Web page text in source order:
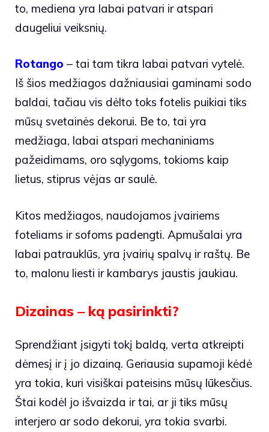
to, mediena yra labai patvari ir atspari
daugeliui veiksnių.
Rotango – tai tam tikra labai patvari vytelė.
Iš šios medžiagos dažniausiai gaminami sodo
baldai, tačiau vis dėlto toks fotelis puikiai tiks
mūsų svetainės dekorui. Be to, tai yra
medžiaga, labai atspari mechaniniams
pažeidimams, oro sąlygoms, tokioms kaip
lietus, stiprus vėjas ar saulė.
Kitos medžiagos, naudojamos įvairiems
foteliams ir sofoms padengti. Apmušalai yra
labai patrauklūs, yra įvairių spalvų ir raštų. Be
to, malonu liesti ir kambarys jaustis jaukiau.
Dizainas – ką pasirinkti?
Sprendžiant įsigyti tokį baldą, verta atkreipti
dėmesį ir į jo dizainą. Geriausia supamoji kėdė
yra tokia, kuri visiškai pateisins mūsų lūkesčius.
Štai kodėl jo išvaizda ir tai, ar ji tiks mūsų
interjero ar sodo dekorui, yra tokia svarbi.